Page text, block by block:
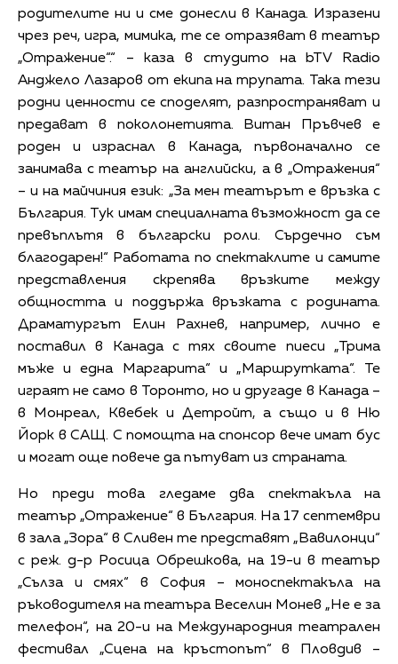
родителите ни и сме донесли в Канада. Изразени
чрез реч, игра, мимика, те се отразяват в театър
„Отражение“.“ – каза в студито на bTV Radio
Анджело Лазаров от екипа на трупата. Така тези
родни ценности се споделят, разпространяват и
предават в поколонетията. Витан Пръвчев е
роден и израснал в Канада, първоначално се
занимава с театър на английски, а в „Отражения“
– и на майчиния език: „За мен театърът е връзка с
България. Тук имам специалната възможност да се
превъплътя в български роли. Сърдечно съм
благодарен!“ Работата по спектаклите и самите
представления скрепява връзките между
общността и поддържа връзката с родината.
Драматургът Елин Рахнев, например, лично е
поставил в Канада с тях своите пиеси „Трима
мъже и една Маргарита“ и „Маршрутката“. Те
играят не само в Торонто, но и другаде в Канада –
в Монреал, Квебек и Детройт, а също и в Ню
Йорк в САЩ. С помощта на спонсор вече имат бус
и могат още повече да пътуват из страната.
Но преди това гледаме два спектакъла на
театър „Отражение“ в България. На 17 септември
в зала „Зора“ в Сливен те представят „Вавилонци“
с реж. д-р Росица Обрешкова, на 19-и в театър
„Сълза и смях“ в София – моноспектакъла на
ръководителя на театъра Веселин Монев „Не е за
телефон“, на 20-и на Международния театрален
фестивал „Сцена на кръстопът“ в Пловдив –